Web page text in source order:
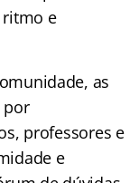
ritmo e
as
por
professores e
e